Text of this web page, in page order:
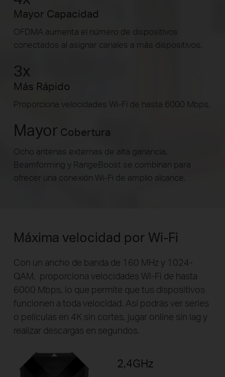
Mayor Capacidad
OFDMA aumenta el número de dispositivos
conectados al asignar canales a más dispositivos.
3x
Más Rápido
Proporciona velocidades Wi-Fi de hasta 6000 Mbps.
MayorCobertura
Ocho antenas externas de alta ganancia,
Beamforming y RangeBoost se combinan para
ofrecer una conexión Wi-Fi de amplio alcance.
Máxima velocidad por Wi-Fi
Con un ancho de banda de 160 MHz y 1024-
QAM, proporciona velocidades Wi-Fi de hasta
6000 Mbps, lo que permite que tus dispositivos
funcionen a toda velocidad. Así podrás ver series
o películas en 4K sin cortes, jugar online sin lag y
realizar descargas en segundos.
2,4GHz